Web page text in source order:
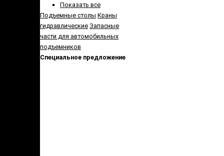
Показать все
Подъемные столы Краны
гидравлические Запасные
части для автомобильных
подъемников
Специальное предложение